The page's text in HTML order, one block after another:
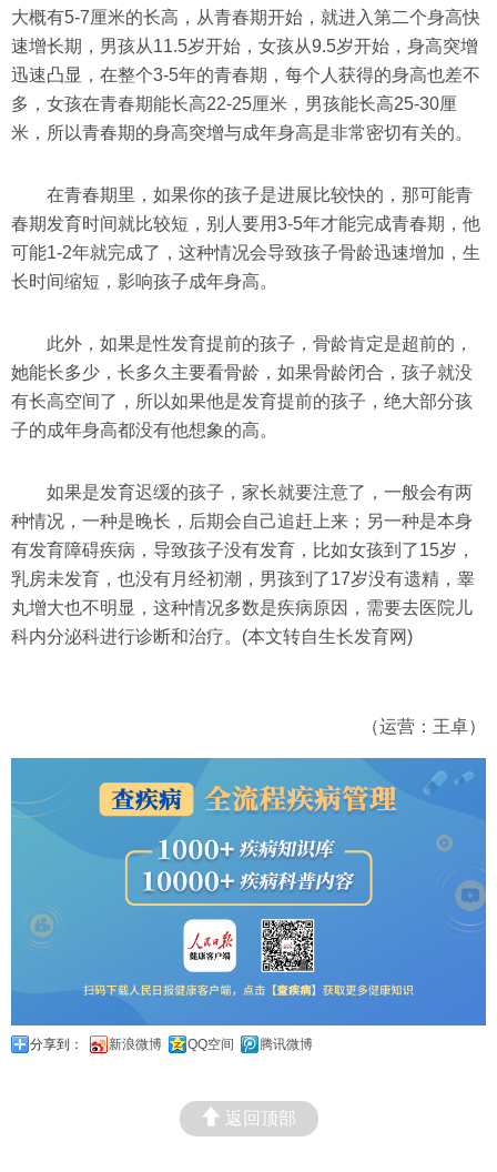
大概有5-7厘米的长高，从青春期开始，就进入第二个身高快
速增长期，男孩从11.5岁开始，女孩从9.5岁开始，身高突增
迅速凸显，在整个3-5年的青春期，每个人获得的身高也差不
多，女孩在青春期能长高22-25厘米，男孩能长高25-30厘
米，所以青春期的身高突增与成年身高是非常密切有关的。
在青春期里，如果你的孩子是进展比较快的，那可能青
春期发育时间就比较短，别人要用3-5年才能完成青春期，他
可能1-2年就完成了，这种情况会导致孩子骨龄迅速增加，生
长时间缩短，影响孩子成年身高。
此外，如果是性发育提前的孩子，骨龄肯定是超前的，
她能长多少，长多久主要看骨龄，如果骨龄闭合，孩子就没
有长高空间了，所以如果他是发育提前的孩子，绝大部分孩
子的成年身高都没有他想象的高。
如果是发育迟缓的孩子，家长就要注意了，一般会有两
种情况，一种是晚长，后期会自己追赶上来；另一种是本身
有发育障碍疾病，导致孩子没有发育，比如女孩到了15岁，
乳房未发育，也没有月经初潮，男孩到了17岁没有遗精，睾
丸增大也不明显，这种情况多数是疾病原因，需要去医院儿
科内分泌科进行诊断和治疗。 (本文转自生长发育网)
（运营：王卓）
分享到： 新浪微博 QQ空间 腾讯微博
返回顶部